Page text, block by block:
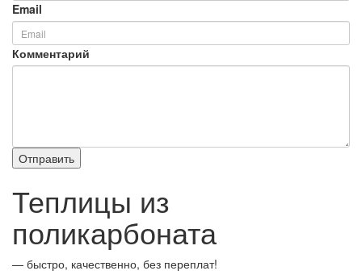
Email
Комментарий
Теплицы из
поликарбоната
— быстро, качественно, без переплат!